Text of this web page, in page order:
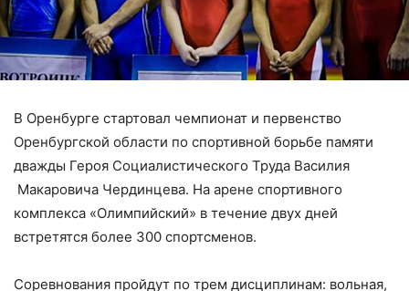
В Оренбурге стартовал чемпионат и первенство
Оренбургской области по спортивной борьбе памяти
дважды Героя Социалистического Труда Василия
Макаровича Чердинцева. На арене спортивного
комплекса «Олимпийский» в течение двух дней
встретятся более 300 спортсменов.
Соревнования пройдут по трем дисциплинам: вольная,